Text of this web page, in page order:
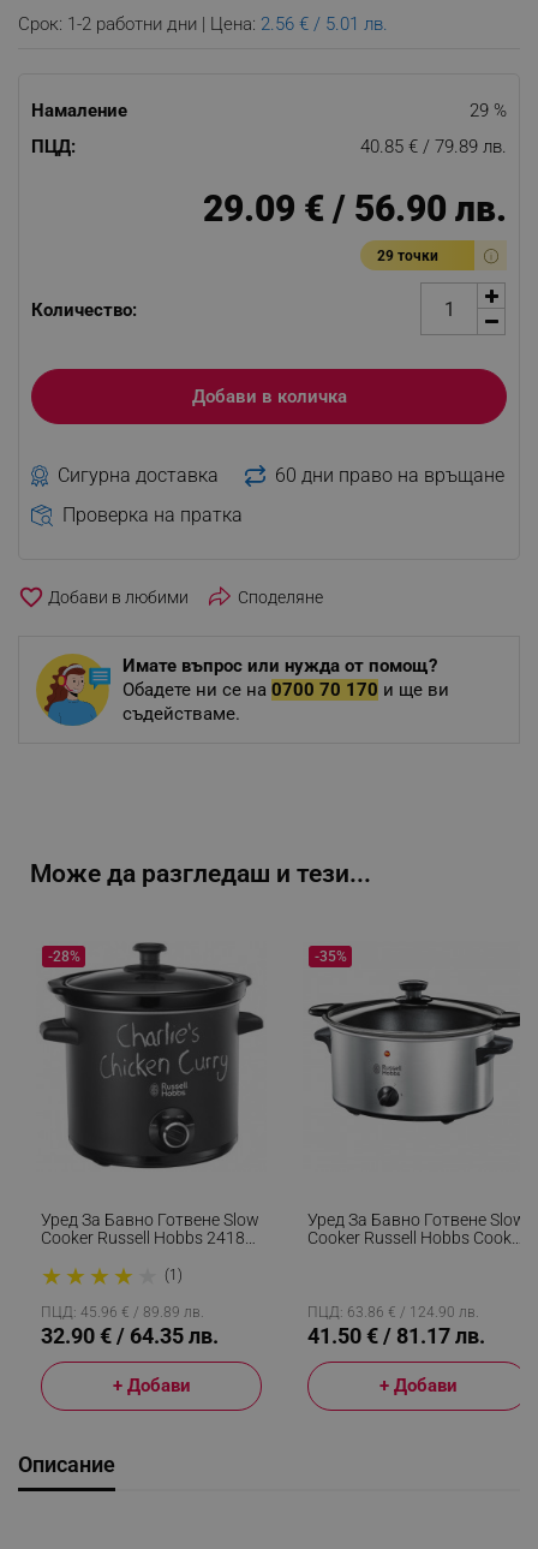
Срок: 1-2 работни дни | Цена: 2.56 € / 5.01 лв.
Намаление
29 %
ПЦД:
40.85 € / 79.89 лв.
29.09 € / 56.90 лв.
29 точки
Количество:
Добави в количка
Сигурна доставка
60 дни право на връщане
Проверка на пратка
favorite_border Споделяне
Имате въпрос или нужда от помощ?
Обадете ни се на 0700 70 170 и ще ви
съдействаме.
Може да разгледаш и тези...
Уред За Бавно Готвене Slow
Cooker Russell Hobbs 24180-
Керамичен Съд, 3
Програми, Черен
★ ★ ★ ★ (1)
-28%
ПЦД: 45.96 € / 89.89 лв.
32.90 € / 64.35 лв.
+ Добави
Уред За Бавно Готвене Slow
Cooker Russell Hobbs Cook
-35%
ПЦД: 63.86 € / 124.90 лв.
41.50 € / 81.17 лв.
+ Добави
Описание